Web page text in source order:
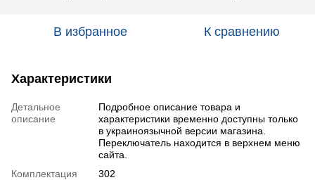
В избранное К сравнению
Характеристики
Детальное
описание
Подробное описание товара и
характеристики временно доступны только
в украиноязычной версии магазина.
Переключатель находится в верхнем меню
сайта.
Комплектация
302